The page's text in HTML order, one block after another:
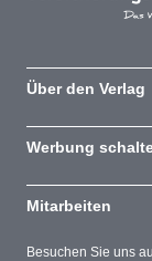
Besuchen Sie uns
Über den Verlag
Werbung
Mitarbeiten